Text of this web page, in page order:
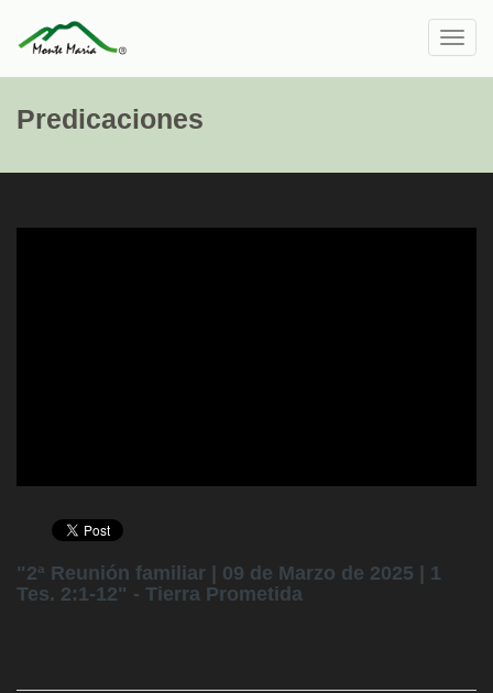
Predicaciones
"2ª Reunión familiar | 09 de Marzo de 2025 | 1
Tes. 2:1-12" - Tierra Prometida